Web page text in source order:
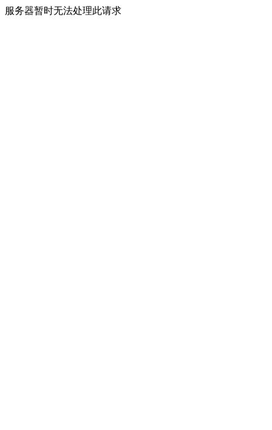
服务器暂时无法处理此请求